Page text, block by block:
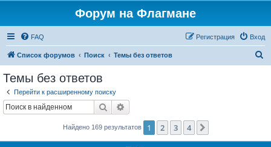
Форум на Флагмане
FAQ Вход
Регистрация
Список форумов Поиск Темы без ответов
Темы без ответов
Перейти к расширенному поиску
Поиск
Найдено 169 результатов 1 2 3 4